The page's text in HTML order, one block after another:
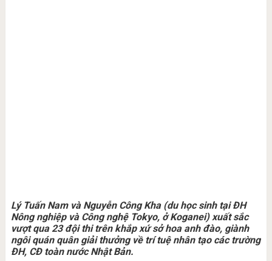
Lý Tuấn Nam và Nguyễn Công Kha (du học sinh tại ĐH
Nông nghiệp và Công nghệ Tokyo, ở Koganei) xuất sắc
vượt qua 23 đội thi trên khắp xứ sở hoa anh đào, giành
ngôi quán quân giải thưởng về trí tuệ nhân tạo các trường
ĐH, CĐ toàn nước Nhật Bản.